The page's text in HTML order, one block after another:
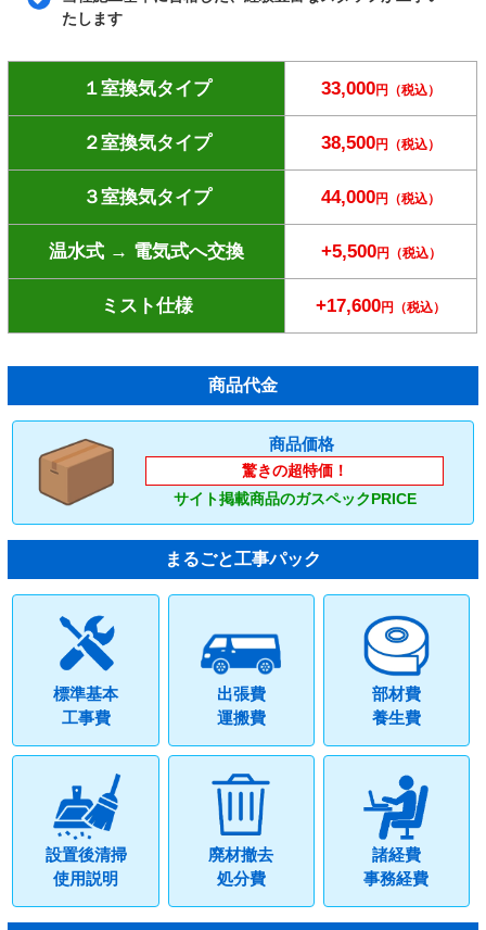
たします
１室換気タイプ 33,000円（税込）
２室換気タイプ 38,500円（税込）
３室換気タイプ 44,000円（税込）
温水式 → 電気式へ交換 +5,500円（税込）
ミスト仕様 +17,600円（税込）
商品代金
商品価格
驚きの超特価！
サイト掲載商品のガスペックPRICE
まるごと工事パック
標準基本
工事費
出張費
運搬費
部材費
養生費
設置後清掃
使用説明
廃材撤去
処分費
諸経費
事務経費